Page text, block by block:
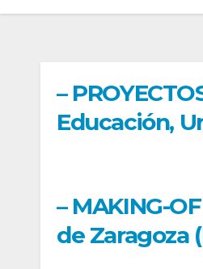
–
Educación,
– MAKING-
de Zaragoza